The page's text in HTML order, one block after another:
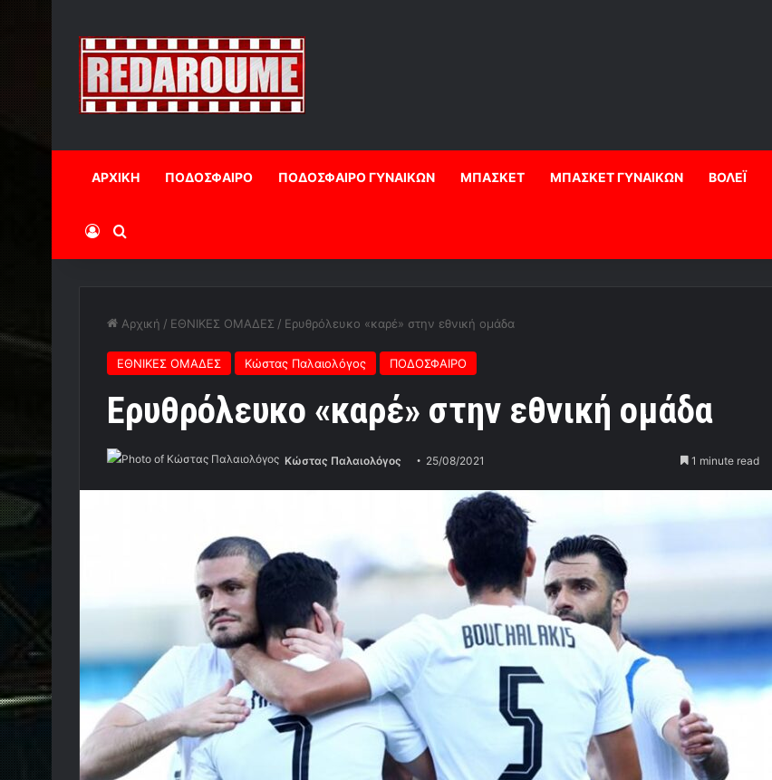
ΑΡΧΙΚΗ ΠΟΔΟΣΦΑΙΡΟ ΠΟΔΟΣΦΑΙΡΟ ΓΥΝΑΙΚΩΝ ΜΠΑΣΚΕΤ ΜΠΑΣΚΕΤ ΓΥΝΑΙΚΩΝ ΒΟΛΕΪ
Log InΑναζήτηση
Αρχική / ΕΘΝΙΚΕΣ ΟΜΑΔΕΣ / Ερυθρόλευκο «καρέ» στην εθνική ομάδα
ΕΘΝΙΚΕΣ ΟΜΑΔΕΣ Κώστας Παλαιολόγος ΠΟΔΟΣΦΑΙΡΟ
Ερυθρόλευκο «καρέ» στην εθνική ομάδα
Κώστας Παλαιολόγος 25/08/2021 1 minute read